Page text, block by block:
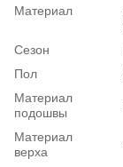
Материал
Сезон
Пол
Материал
подошвы
Материал
верха